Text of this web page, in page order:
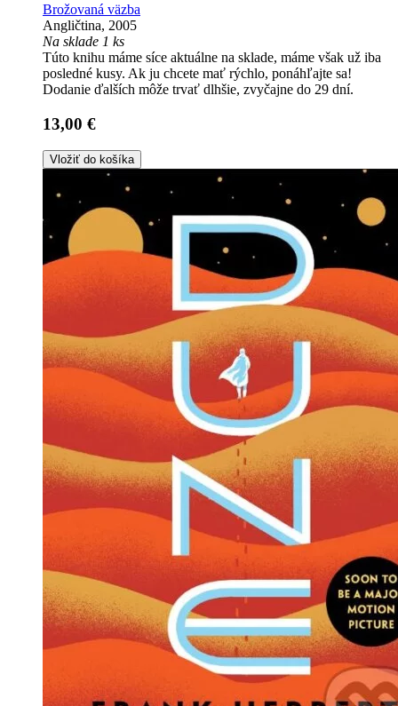
Brožovaná väzba
Angličtina, 2005
Na sklade 1 ks
Túto knihu máme síce aktuálne na sklade, máme však už iba
posledné kusy. Ak ju chcete mať rýchlo, ponáhľajte sa!
Dodanie ďalších môže trvať dlhšie, zvyčajne do 29 dní.
13,00 €
Vložiť do košíka